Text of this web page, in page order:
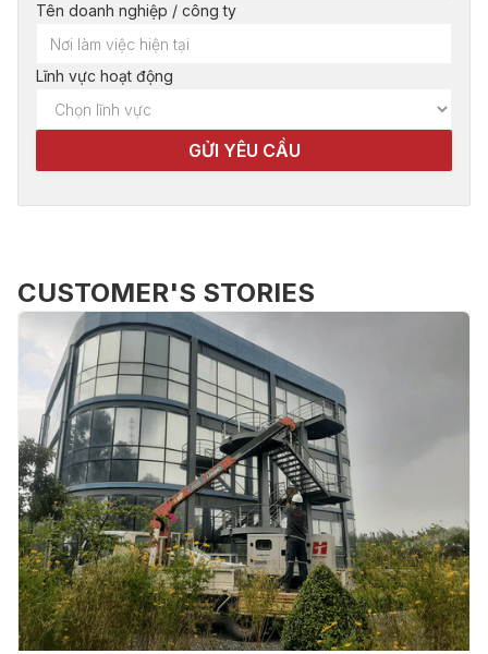
Tên doanh nghiệp / công ty
Lĩnh vực hoạt động
CUSTOMER'S STORIES